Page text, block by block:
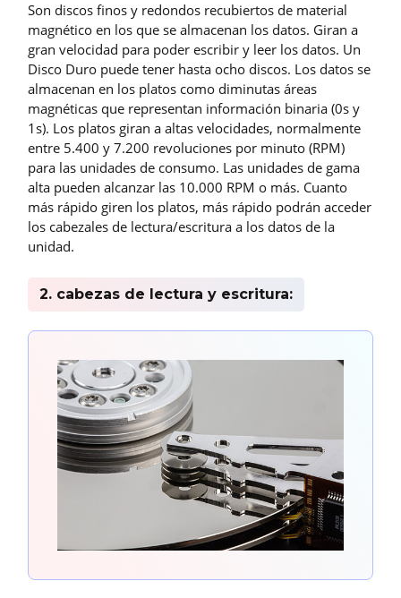
Son discos finos y redondos recubiertos de material
magnético en los que se almacenan los datos. Giran a
gran velocidad para poder escribir y leer los datos. Un
Disco Duro puede tener hasta ocho discos. Los datos se
almacenan en los platos como diminutas áreas
magnéticas que representan información binaria (0s y
1s). Los platos giran a altas velocidades, normalmente
entre 5.400 y 7.200 revoluciones por minuto (RPM)
para las unidades de consumo. Las unidades de gama
alta pueden alcanzar las 10.000 RPM o más. Cuanto
más rápido giren los platos, más rápido podrán acceder
los cabezales de lectura/escritura a los datos de la
unidad.
2. cabezas de lectura y escritura: